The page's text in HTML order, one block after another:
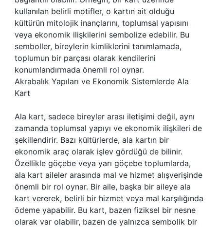
kullanılan belirli motifler, o kartın ait olduğu
kültürün mitolojik inançlarını, toplumsal yapısını
veya ekonomik ilişkilerini sembolize edebilir. Bu
semboller, bireylerin kimliklerini tanımlamada,
toplumun bir parçası olarak kendilerini
konumlandırmada önemli rol oynar.
Akrabalık Yapıları ve Ekonomik Sistemlerde Ala
Kart
Ala kart, sadece bireyler arası iletişimi değil, aynı
zamanda toplumsal yapıyı ve ekonomik ilişkileri de
şekillendirir. Bazı kültürlerde, ala kartın bir
ekonomik araç olarak işlev gördüğü de bilinir.
Özellikle göçebe veya yarı göçebe toplumlarda,
ala kart aileler arasında mal ve hizmet alışverişinde
önemli bir rol oynar. Bir aile, başka bir aileye ala
kart vererek, belirli bir hizmet veya mal karşılığında
ödeme yapabilir. Bu kart, bazen fiziksel bir nesne
olarak var olabilir, bazen de yalnızca sembolik bir